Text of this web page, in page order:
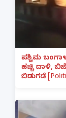
ಪಶ್ಚಿಮ
ಹಚ್ಚಿ ದಾಳಿ,
ಬಿಡುಗಡೆ